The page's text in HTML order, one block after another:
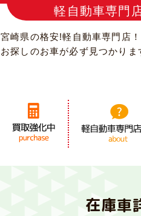
軽自動車専門
宮崎県の格安!軽自動車専門店！
お探しのお車が必ず見つかりま
在庫車